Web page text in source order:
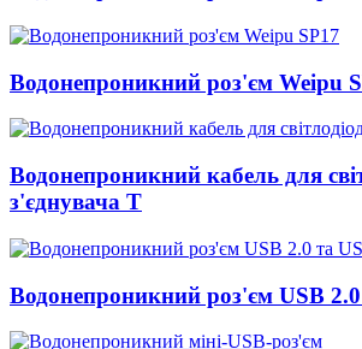
Водонепроникний роз'єм Weipu
Водонепроникний кабель для
з'єднувача T
Водонепроникний роз'єм USB